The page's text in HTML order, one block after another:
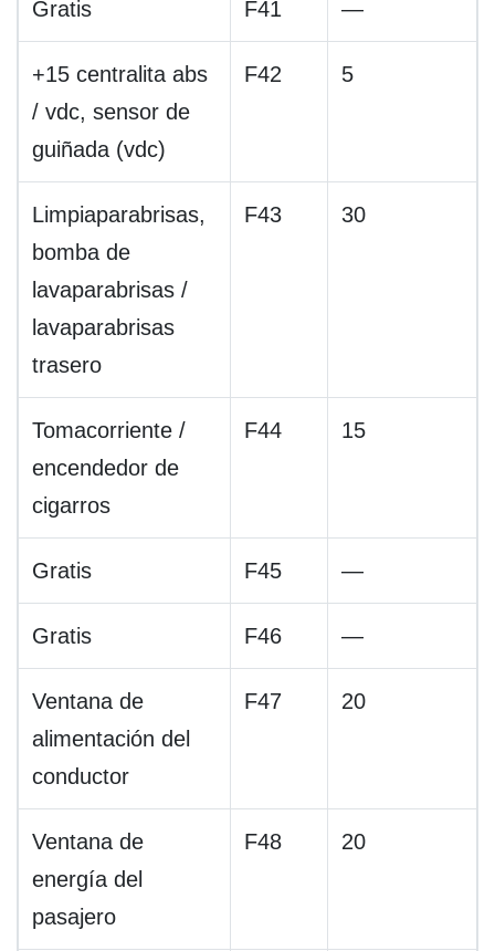
Gratis F41 —
+15 centralita abs
/ vdc, sensor de
guiñada (vdc)
F42 5
Limpiaparabrisas,
bomba de
lavaparabrisas /
lavaparabrisas
trasero
F43 30
Tomacorriente /
encendedor de
cigarros
F44 15
Gratis F45 —
Gratis F46 —
Ventana de
alimentación del
conductor
F47 20
Ventana de
energía del
pasajero
F48 20